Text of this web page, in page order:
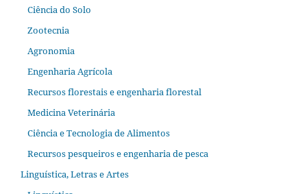
Ciência do Solo
Zootecnia
Agronomia
Engenharia Agrícola
Recursos florestais e engenharia florestal
Medicina Veterinária
Ciência e Tecnologia de Alimentos
Recursos pesqueiros e engenharia de pesca
Linguística, Letras e Artes